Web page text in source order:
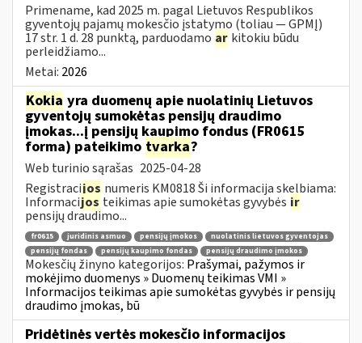
Primename, kad 2025 m. pagal Lietuvos Respublikos
gyventojų pajamų mokesčio įstatymo (toliau — GPMĮ)
17 str. 1 d. 28 punktą, parduodamo ar kitokiu būdu
perleidžiamo...
Metai: 2026
Kokia yra duomenų apie nuolatinių Lietuvos
gyventojų sumokėtas pensijų draudimo
įmokas...į pensijų kaupimo fondus (FR0615
forma) pateikimo tvarka?
Web turinio sąrašas 2025-04-28
Registracijos numeris KM0818 Ši informacija skelbiama:
Informacijosteikimas apie sumokėtas gyvybės ir
pensijų draudimo...
fr0615 juridinis asmuo pensijų įmokos
nuolatinis lietuvos gyventojas
pensijų fondas
pensijų kaupimo fondas pensijų draudimo įmokos
Mokesčių žinyno kategorijos: Prašymai, pažymos ir
mokėjimo duomenys » Duomenų teikimas VMI »
Informacijos teikimas apie sumokėtas gyvybės ir pensijų
draudimo įmokas, bū
Pridėtinės vertės mokesčio informacijos